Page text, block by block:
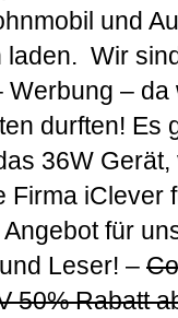
und
laden. Wir
Werbung – da
durften! Es
36W Gerät,
Firma iClever
für
Leser! –
50% Rabatt